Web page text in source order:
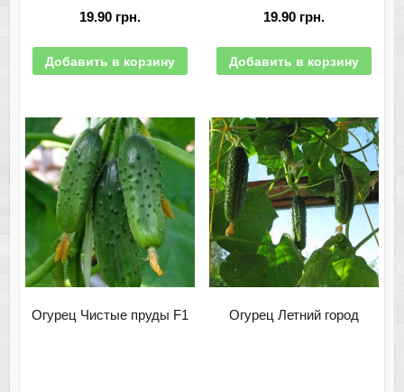
19.90 грн.
Добавить в корзину
19.90 грн.
Добавить в корзину
Огурец Чистые пруды F1 Огурец Летний город